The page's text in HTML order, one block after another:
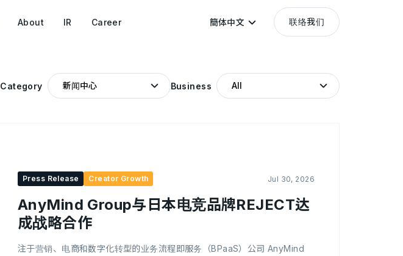
About IR Career 簡体中文 联络我们
Category Business
Press Release Creator Growth Jul 30, 2026
AnyMind Group与日本电竞品牌REJECT达
成战略合作
注于营销、电商和数字化转型的业务流程即服务（BPaaS）公司 AnyMind